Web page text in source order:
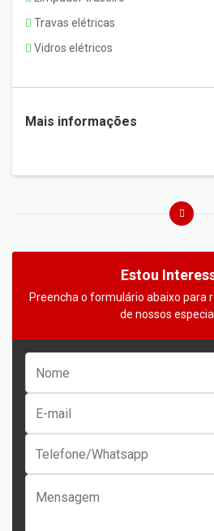
Travas elétricas
Vidros elétricos
Mais informações
Estou
Preencha o formulário abaixo para
de nossos